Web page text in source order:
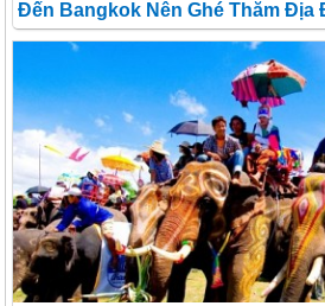
Đến Bangkok Nên Ghé Thăm Địa